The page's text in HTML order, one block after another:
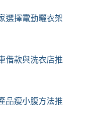
選擇電動曬衣架
借款與洗衣店推
品瘦小腹方法推